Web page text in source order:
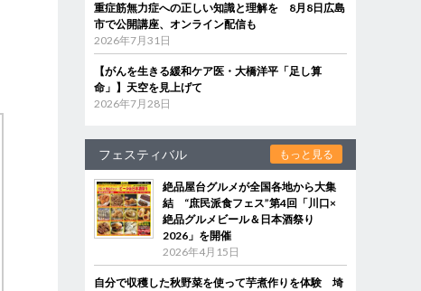
重症筋無力症への正しい知識と理解を 8月8日広島
市で公開講座、オンライン配信も
2026年7月31日
【がんを生きる緩和ケア医・大橋洋平「足し算
命」】天空を見上げて
2026年7月28日
フェスティバル もっと見る
絶品屋台グルメが全国各地から大集
結 “庶民派食フェス”第4回「川口×
絶品グルメビール＆日本酒祭り
2026」を開催
2026年4月15日
自分で収穫した秋野菜を使って芋煮作りを体験 埼